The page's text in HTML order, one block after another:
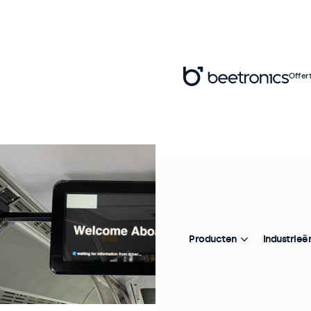
Producten